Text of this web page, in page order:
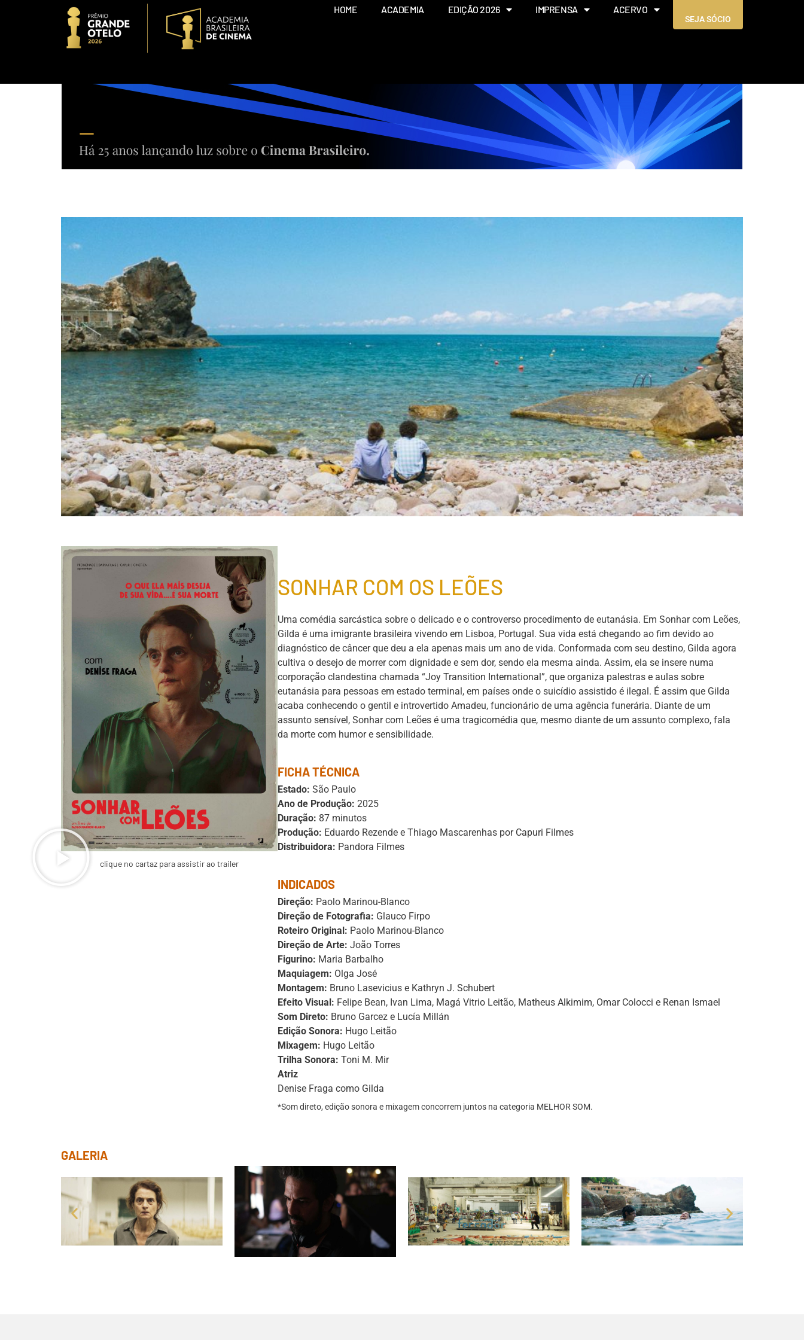
HOME ACADEMIA EDIÇÃO 2026 IMPRENSA ACERVO
SEJA SÓCIO
clique no cartaz para assistir ao trailer
SONHAR COM OS LEÕES
Uma comédia sarcástica sobre o delicado e o controverso procedimento de eutanásia. Em Sonhar com Leões,
Gilda é uma imigrante brasileira vivendo em Lisboa, Portugal. Sua vida está chegando ao fim devido ao
diagnóstico de câncer que deu a ela apenas mais um ano de vida. Conformada com seu destino, Gilda agora
cultiva o desejo de morrer com dignidade e sem dor, sendo ela mesma ainda. Assim, ela se insere numa
corporação clandestina chamada “Joy Transition International”, que organiza palestras e aulas sobre
eutanásia para pessoas em estado terminal, em países onde o suicídio assistido é ilegal. É assim que Gilda
acaba conhecendo o gentil e introvertido Amadeu, funcionário de uma agência funerária. Diante de um
assunto sensível, Sonhar com Leões é uma tragicomédia que, mesmo diante de um assunto complexo, fala
da morte com humor e sensibilidade.
FICHA TÉCNICA
Estado: São Paulo
Ano de Produção: 2025
Duração: 87 minutos
Produção: Eduardo Rezende e Thiago Mascarenhas por Capuri Filmes
Distribuidora: Pandora Filmes
INDICADOS
Direção: Paolo Marinou-Blanco
Direção de Fotografia: Glauco Firpo
Roteiro Original: Paolo Marinou-Blanco
Direção de Arte: João Torres
Figurino: Maria Barbalho
Maquiagem: Olga José
Montagem: Bruno Lasevicius e Kathryn J. Schubert
Efeito Visual: Felipe Bean, Ivan Lima, Magá Vitrio Leitão, Matheus Alkimim, Omar Colocci e Renan Ismael
Som Direto: Bruno Garcez e Lucía Millán
Edição Sonora: Hugo Leitão
Mixagem: Hugo Leitão
Trilha Sonora: Toni M. Mir
Atriz
Denise Fraga como Gilda
*Som direto, edição sonora e mixagem concorrem juntos na categoria MELHOR SOM.
GALERIA